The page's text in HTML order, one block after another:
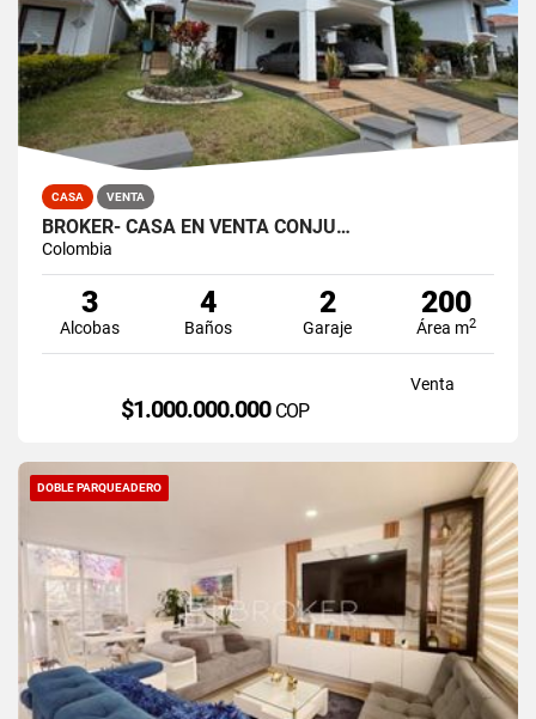
CASA VENTA
BROKER- CASA EN VENTA CONJU…
Colombia
3
Alcobas
4
Baños
2
Garaje
200
Área m2
Venta
$1.000.000.000 COP
DOBLE PARQUEADERO